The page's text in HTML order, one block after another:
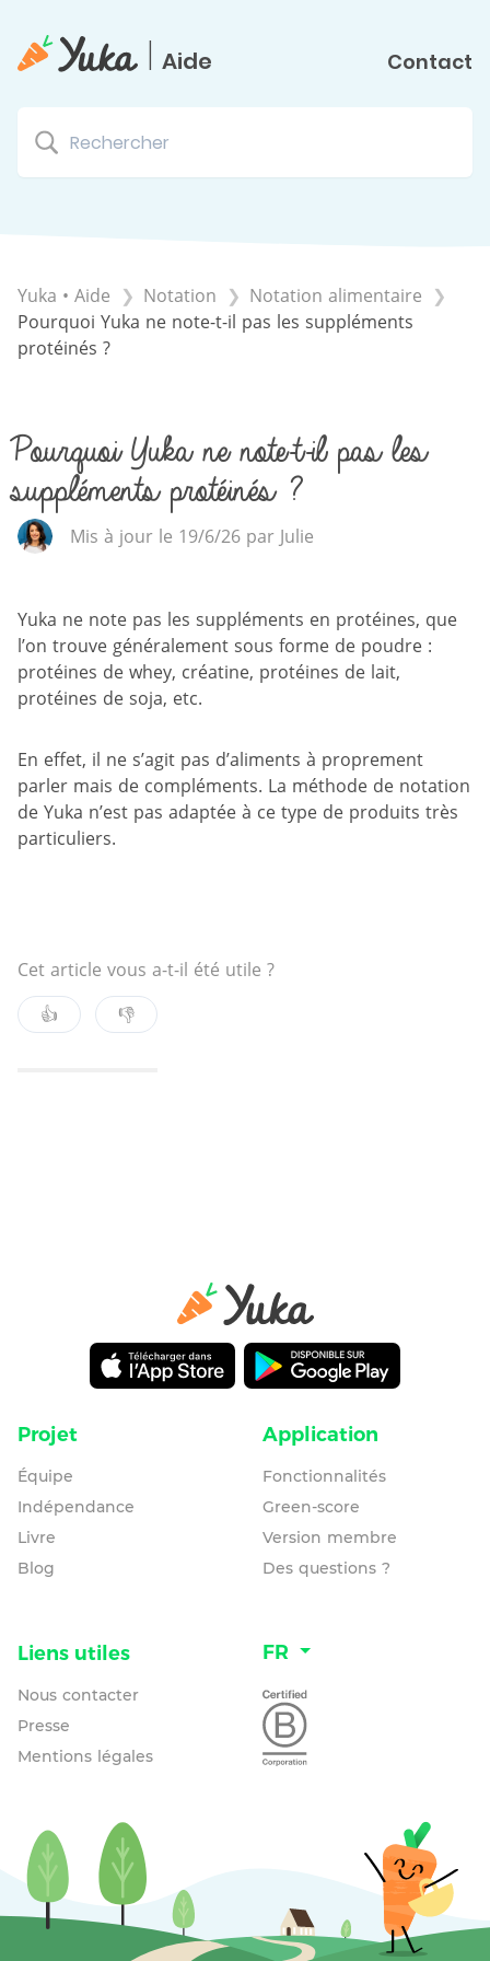
| Aide Contact
Yuka • Aide ​Notation
​Notation alimentaire
Pourquoi Yuka ne note-t-il pas les suppléments
protéinés ?
Pourquoi Yuka ne note-t-il pas les
suppléments protéinés ?
Mis à jour le 19/6/26 par Julie
Yuka ne note pas les suppléments en protéines, que
l’on trouve généralement sous forme de poudre :
protéines de whey, créatine, protéines de lait,
protéines de soja, etc.
En effet, il ne s’agit pas d’aliments à proprement
parler mais de compléments. La méthode de notation
de Yuka n’est pas adaptée à ce type de produits très
particuliers.
Cet article vous a-t-il été utile ?
👍
👎
Projet
Équipe
Indépendance
Livre
Blog
Application
Fonctionnalités
Green-score
Version membre
Des questions ?
Liens utiles
Nous contacter
Presse
Mentions légales
FR